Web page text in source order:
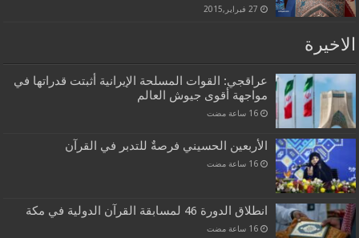
27 فبراير,2015
الاخيرة
عراقجي: القوات المسلحة الإيرانية أثبتت قدراتها في
مواجهة أقوى جيوش العالم
‏16 ساعة مضت
الأربعين الحسيني فرصةٌ للتدبر في القرآن
‏16 ساعة مضت
انطلاق الدورة 46 لمسابقة القرآن الدولية في مكة
‏16 ساعة مضت